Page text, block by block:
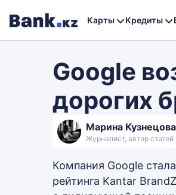
Карты Кредиты
Google
дорогих
Марина Кузнецова
Журналист, автор
Компания Google
рейтинга Kantar